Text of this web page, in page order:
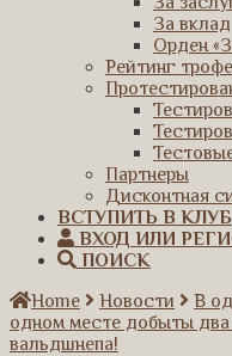
За вклад
Орден
Рейтинг
Партнеры
Дисконтная
ВСТУПИТЬ В КЛУБ
ВХОД ИЛИ
ПОИСК
Home
Новости
В
одном месте добыты
вальдшнепа!